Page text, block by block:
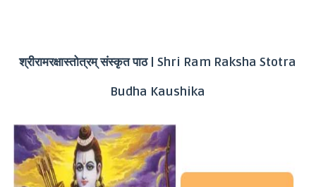
श्रीरामरक्षास्तोत्रम्‌ संस्कृत पाठ
| Shri Ram Raksha Stotra
Budha Kaushika